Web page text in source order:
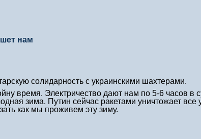
нам
солидарность с украинскими шахтерами.
время. Электричество дают нам по 5-6 часов в
зима. Путин сейчас ракетами уничтожает все
как мы проживем эту зиму.